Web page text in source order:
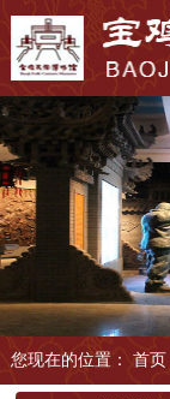
您现在的位置： 首页